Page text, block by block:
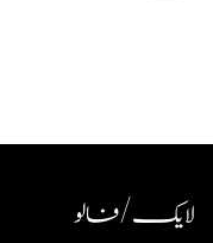
لایک / فالو